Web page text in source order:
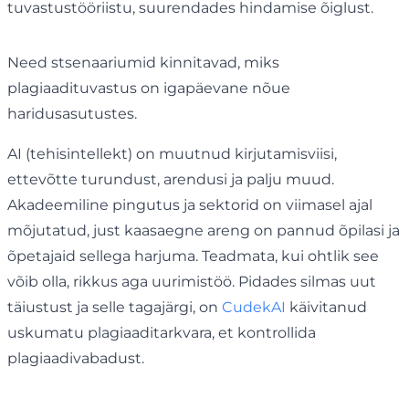
tuvastustööriistu, suurendades hindamise õiglust.
Need stsenaariumid kinnitavad, miks
plagiaadituvastus on igapäevane nõue
haridusasutustes.
AI (tehisintellekt) on muutnud kirjutamisviisi,
ettevõtte turundust, arendusi ja palju muud.
Akadeemiline pingutus ja sektorid on viimasel ajal
mõjutatud, just kaasaegne areng on pannud õpilasi ja
õpetajaid sellega harjuma. Teadmata, kui ohtlik see
võib olla, rikkus aga uurimistöö. Pidades silmas uut
täiustust ja selle tagajärgi, on CudekAI käivitanud
uskumatu plagiaaditarkvara, et kontrollida
plagiaadivabadust.